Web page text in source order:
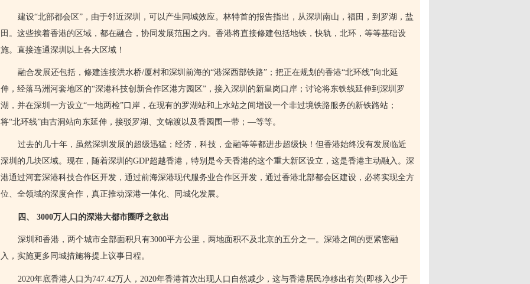
建设“北部都会区”，由于邻近深圳，可以产生同城效应。林特首的报告指出，从深圳南山，福田，到罗湖，盐
田。这些挨着香港的区域，都在融合，协同发展范围之内。香港将直接修建包括地铁，快轨，北环，等等基础设
施。直接连通深圳以上各大区域！
融合发展还包括，修建连接洪水桥/厦村和深圳前海的“港深西部铁路”；把正在规划的香港“北环线”向北延
伸，经落马洲河套地区的“深港科技创新合作区港方园区”，接入深圳的新皇岗口岸；讨论将东铁线延伸到深圳罗
湖，并在深圳一方设立“一地两检”口岸，在现有的罗湖站和上水站之间增设一个非过境铁路服务的新铁路站；
将“北环线”由古洞站向东延伸，接驳罗湖、文锦渡以及香园围一带；—等等。
过去的几十年，虽然深圳发展的超级迅猛；经济，科技，金融等等都进步超级快！但香港始终没有发展临近
深圳的几块区域。现在，随着深圳的GDP超越香港，特别是今天香港的这个重大新区设立，这是香港主动融入。深
港通过河套深港科技合作区开发，通过前海深港现代服务业合作区开发，通过香港北部都会区建设，必将实现全方
位、全领域的深度合作，真正推动深港一体化、同城化发展。
四、 3000万人口的深港大都市圈呼之欲出
深圳和香港，两个城市全部面积只有3000平方公里，两地面积不及北京的五分之一。深港之间的更紧密融
入，实施更多同城措施将提上议事日程。
2020年底香港人口为747.42万人， 2020年香港首次出现人口自然减少，这与香港居民净移出有关(即移入少于